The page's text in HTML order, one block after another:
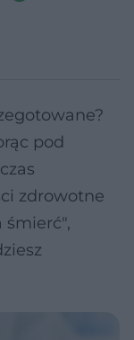
pod
zdrowotne
śmierć",